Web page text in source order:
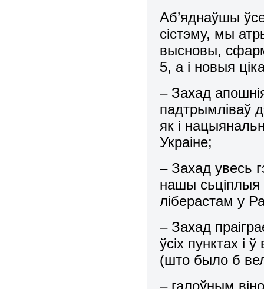
Аб’яднаўшы
сістэму, мы
высновы,
5, а і новыя
– Захад
падтрымліваў
як і
Украіне;
– Захад увесь
нашы сьціплыя
ліберастам у
– Захад
ўсіх пунктах і
(што было б
– галоўным